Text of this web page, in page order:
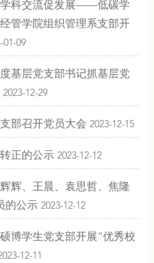
科交流促发展——低碳学
管学院组织管理系支部开
01-09
基层党支部书记抓基层党
2023-12-29
部召开党员大会 2023-12-15
正的公示 2023-12-12
辉、王晨、袁思哲、焦隆
的公示 2023-12-12
博学生党支部开展“优秀校
12-11